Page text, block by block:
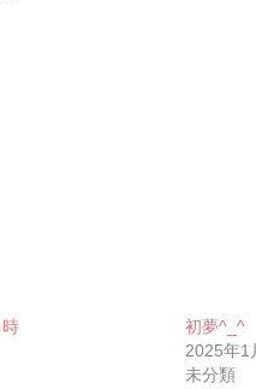
初夢^_^
2025年1
未分類